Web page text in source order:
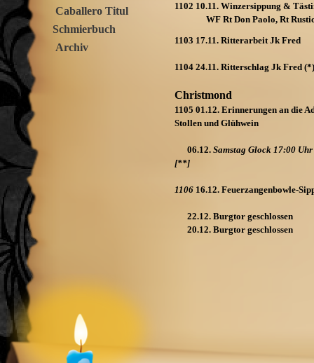
Caballero Titul
Schmierbuch
Archiv
1102 10.11. Winzersippung &
WF Rt Don Paolo, Rt
1103 17.11. Ritterarbeit Jk Fred
1104 24.11. Ritterschlag Jk Fred (*)
Christmond
1105 01.12. Erinnerungen an
Stollen und Glühwein
06.12. Samstag Glock 17:00
[**]
1106 16.12. Feuerzangenbowle-
22.12. Burgtor geschlossen
20.12. Burgtor geschlossen